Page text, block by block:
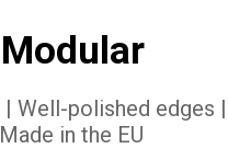
Well-polished edges |
in the EU